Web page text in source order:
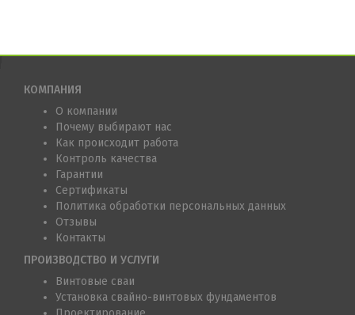
КОМПАНИЯ
О компании
Почему выбирают нас
Как происходит работа
Контроль качества
Гарантии
Сертификаты
Политика обработки персональных данных
Отзывы
Контакты
ПРОИЗВОДСТВО И УСЛУГИ
Винтовые сваи
Установка свайно-винтовых фундаментов